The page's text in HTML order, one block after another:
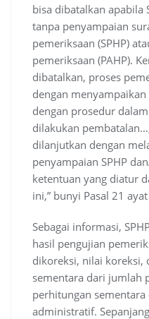
bisa dibatalkan apabila
tanpa penyampaian
pemeriksaan (SPHP)
pemeriksaan (PAHP).
dibatalkan, proses
dengan menyampaikan
dengan prosedur
dilakukan
dilanjutkan dengan
penyampaian SPHP
ketentuan yang diatur
ini,” bunyi Pasal 21
Sebagai informasi,
hasil pengujian
dikoreksi, nilai koreksi,
sementara dari jumlah
perhitungan
administratif.